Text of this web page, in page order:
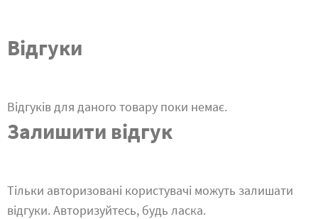
Відгуки
Відгуків для даного товару поки немає.
Залишити відгук
Тільки авторизовані користувачі можуть залишати
відгуки. Авторизуйтесь, будь ласка.